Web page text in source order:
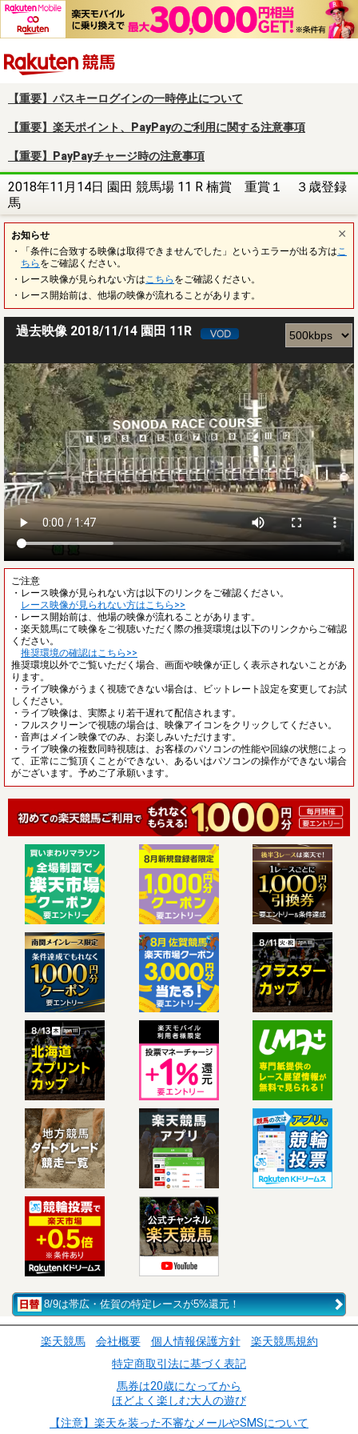
【重要】パスキーログインの一時停止について
【重要】楽天ポイント、PayPayのご利用に関する注意事項
【重要】PayPayチャージ時の注意事項
2018年11月14日 園田 競馬場 11 R 楠賞 重賞１ ３歳登録
馬
お知らせ
・「条件に合致する映像は取得できませんでした」というエラーが出る方は こ
ちら をご確認ください。
・レース映像が見られない方は こちら をご確認ください。
・レース開始前は、他場の映像が流れることがあります。
過去映像 2018/11/14 園田 11R
ご注意
・レース映像が見られない方は以下のリンクをご確認ください。
レース映像が見られない方はこちら>>
・レース開始前は、他場の映像が流れることがあります。
・楽天競馬にて映像をご視聴いただく際の推奨環境は以下のリンクからご確認
ください。
推奨環境の確認はこちら>>
推奨環境以外でご覧いただく場合、画面や映像が正しく表示されないことがあ
ります。
・ライブ映像がうまく視聴できない場合は、ビットレート設定を変更してお試
しください。
・ライブ映像は、実際より若干遅れて配信されます。
・フルスクリーンで視聴の場合は、映像アイコンをクリックしてください。
・音声はメイン映像でのみ、お楽しみいただけます。
・ライブ映像の複数同時視聴は、お客様のパソコンの性能や回線の状態によっ
て、正常にご覧頂くことができない、あるいはパソコンの操作ができない場合
がございます。予めご了承願います。
8/9は帯広・佐賀の特定レースが5%還元！
楽天競馬 会社概要 個人情報保護方針
楽天競馬規約
特定商取引法に基づく表記
馬券は20歳になってから
ほどよく楽しむ大人の遊び
【注意】楽天を装った不審なメールやSMSについて